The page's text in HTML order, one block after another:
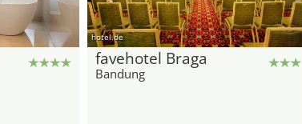
hotel.de
favehotel Braga
Bandung